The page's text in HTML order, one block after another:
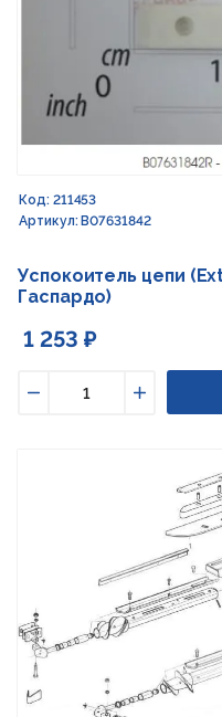
Код: 211453
Артикул: B07631842
Успокоитель цепи
Гаспардо)
1 253 ₽